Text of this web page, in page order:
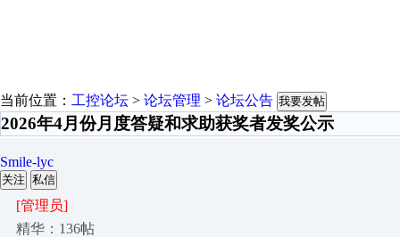
当前位置： 工控论坛 > 论坛管理 > 论坛公告 我要发帖
2026年4月份月度答疑和求助获奖者发奖公示
Smile-lyc
关注 私信
[管理员]
精华：136帖